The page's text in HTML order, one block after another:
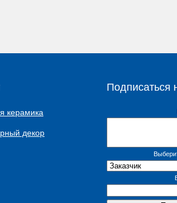
керамика
декор
Подписаться